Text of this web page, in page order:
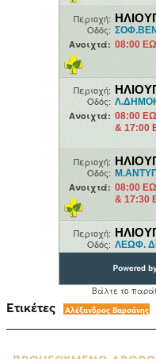
Ετικέτες Αλέξανδρος Βαρσάνης